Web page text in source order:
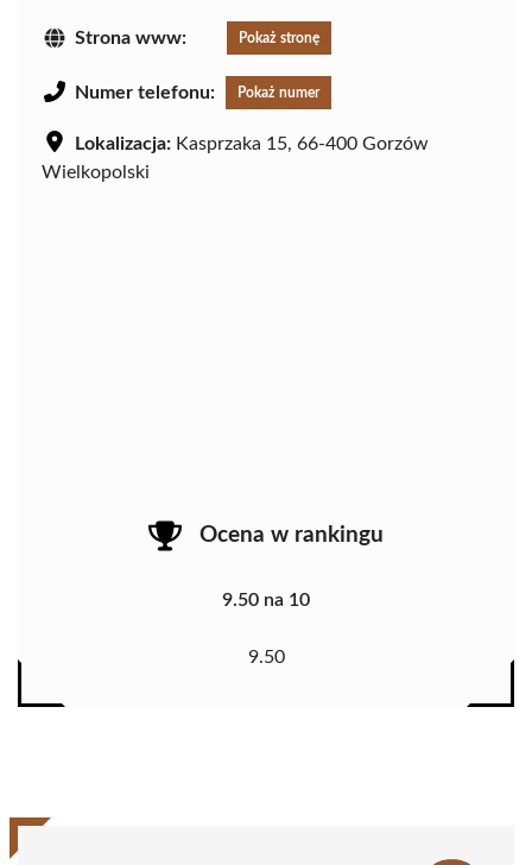
Strona www: Pokaż stronę
Numer telefonu: Pokaż numer
Lokalizacja: Kasprzaka 15, 66-400 Gorzów
Wielkopolski
Ocena w rankingu
9.50 na 10
9.50